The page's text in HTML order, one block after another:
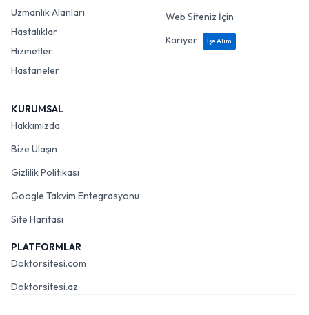
Uzmanlık Alanları
Hastalıklar
Hizmetler
Hastaneler
Web Siteniz İçin
Kariyer
İşe Alım
KURUMSAL
Hakkımızda
Bize Ulaşın
Gizlilik Politikası
Google Takvim Entegrasyonu
Site Haritası
PLATFORMLAR
Doktorsitesi.com
Doktorsitesi.az